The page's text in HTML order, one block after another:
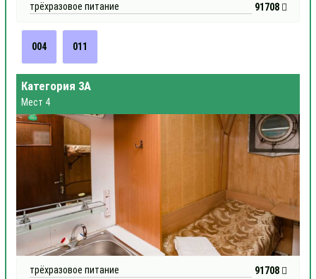
трёхразовое питание 91708
004 011
Категория 3А
Мест 4
трёхразовое питание 91708